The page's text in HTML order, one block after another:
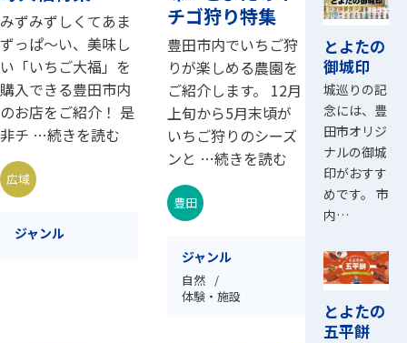
みずみずしくてあま
ずっぱ～い、美味し
い「いちご大福」を
購入できる豊田市内
のお店をご紹介！ 是
非チ …続きを読む
広域
ジャンル
チゴ狩り特集
豊田市内でいちご狩
りが楽しめる農園を
ご紹介します。 12月
上旬から5月末頃が
いちご狩りのシーズ
ンと …続きを読む
豊田
ジャンル
自然
体験・施設
とよたの
御城印
城巡りの記
念には、豊
田市オリジ
ナルの御城
印がおすす
めです。 市
内…
とよたの
五平餅